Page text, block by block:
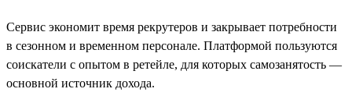
Сервис экономит время рекрутеров и закрывает потребности
в сезонном и временном персонале. Платформой пользуются
соискатели с опытом в ретейле, для которых самозанятость —
основной источник дохода.